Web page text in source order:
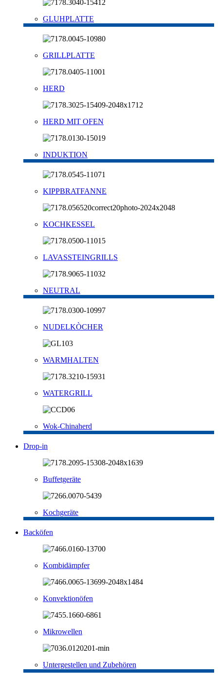
GLUHPLATTE
GRILLPLATTE
HERD
HERD MIT OFEN
INDUKTION
KIPPBRATFANNE
KOCHKESSEL
LAVASSTEINGRILLS
NEUTRAL
NUDELKÒCHER
WARMHALTEN
WATERGRILL
Wok-Chinaherd
Drop-in
Buffetgeräte
Kochgeräte
Backöfen
Kombidämpfer
Konvektionöfen
Mikrowellen
Untergestellen und Zubehören